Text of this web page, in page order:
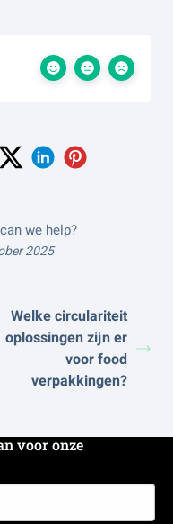
we help?
2025
Welke circulariteit
oplossingen zijn er
voor food
verpakkingen?
voor onze